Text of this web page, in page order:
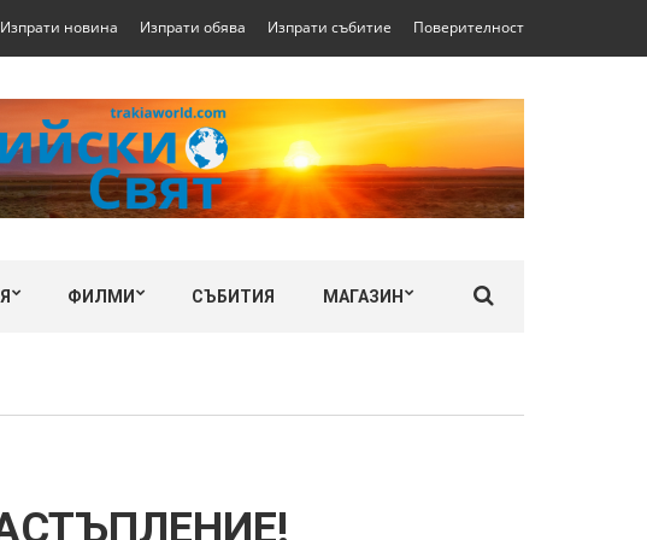
Изпрати новина Изпрати обява Изпрати събитие Поверителност
ФИЛМИ СЪБИТИЯ МАГАЗИН